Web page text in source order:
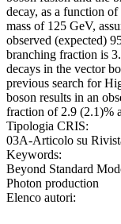
decay, as a function
mass of 125 GeV,
observed (expected)
branching fraction is
decays in the vector
previous search for
boson results in an
fraction of 2.9 (2.1)%
Tipologia CRIS:
03A-Articolo su
Keywords:
Beyond Standard
Photon production
Elenco autori: